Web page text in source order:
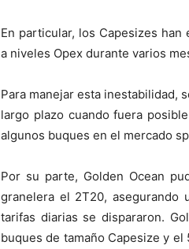
En particular, los Capesizes
a niveles Opex durante varios
Para manejar esta inestabilidad,
largo plazo cuando fuera
algunos buques en el mercado
Por su parte, Golden Ocean
granelera el 2T20,
tarifas diarias se dispararon.
buques de tamaño Capesize y